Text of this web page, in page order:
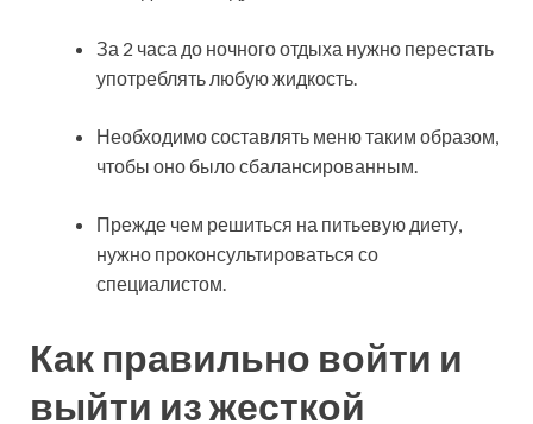
За 2 часа до ночного отдыха нужно перестать
употреблять любую жидкость.
Необходимо составлять меню таким образом,
чтобы оно было сбалансированным.
Прежде чем решиться на питьевую диету,
нужно проконсультироваться со
специалистом.
Как правильно войти и
выйти из жесткой